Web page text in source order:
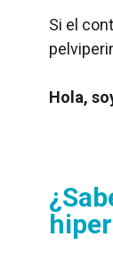
Suelo pélvico
Entrenamiento
Si el
Hola,